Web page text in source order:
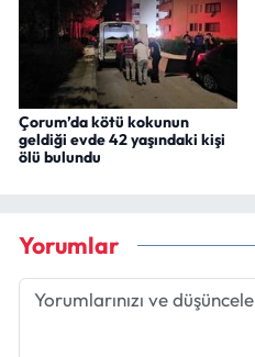
Çorum’da kötü kokunun
geldiği evde 42 yaşındaki kişi
ölü bulundu
Yorumlar